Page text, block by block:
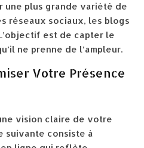
une plus grande variété de
réseaux sociaux, les blogs
est de capter le
ne prenne de l’ampleur.
Votre Présence
vision claire de votre
suivante consiste à